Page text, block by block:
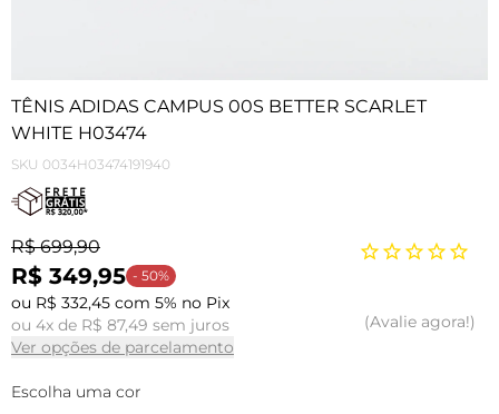
TÊNIS ADIDAS CAMPUS 00S BETTER SCARLET
WHITE H03474
SKU 0034H03474191940
R$ 699,90
R$ 349,95 - 50%
ou R$ 332,45 com 5% no Pix
ou 4x de R$ 87,49 sem juros
Ver opções de parcelamento
Avalie agora!
Escolha uma cor